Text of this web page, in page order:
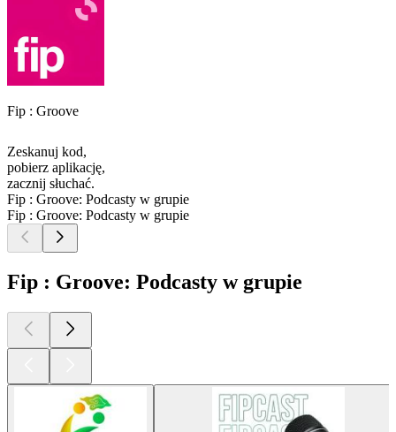
Fip : Groove
Zeskanuj kod,
pobierz aplikację,
zacznij słuchać.
Fip : Groove: Podcasty w grupie
Fip : Groove: Podcasty w grupie
Fip : Groove: Podcasty w grupie